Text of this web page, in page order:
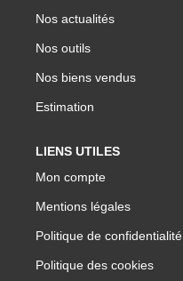
Nos actualités
Nos outils
Nos biens vendus
Estimation
LIENS UTILES
Mon compte
Mentions légales
Politique de confidentialité
Politique des cookies